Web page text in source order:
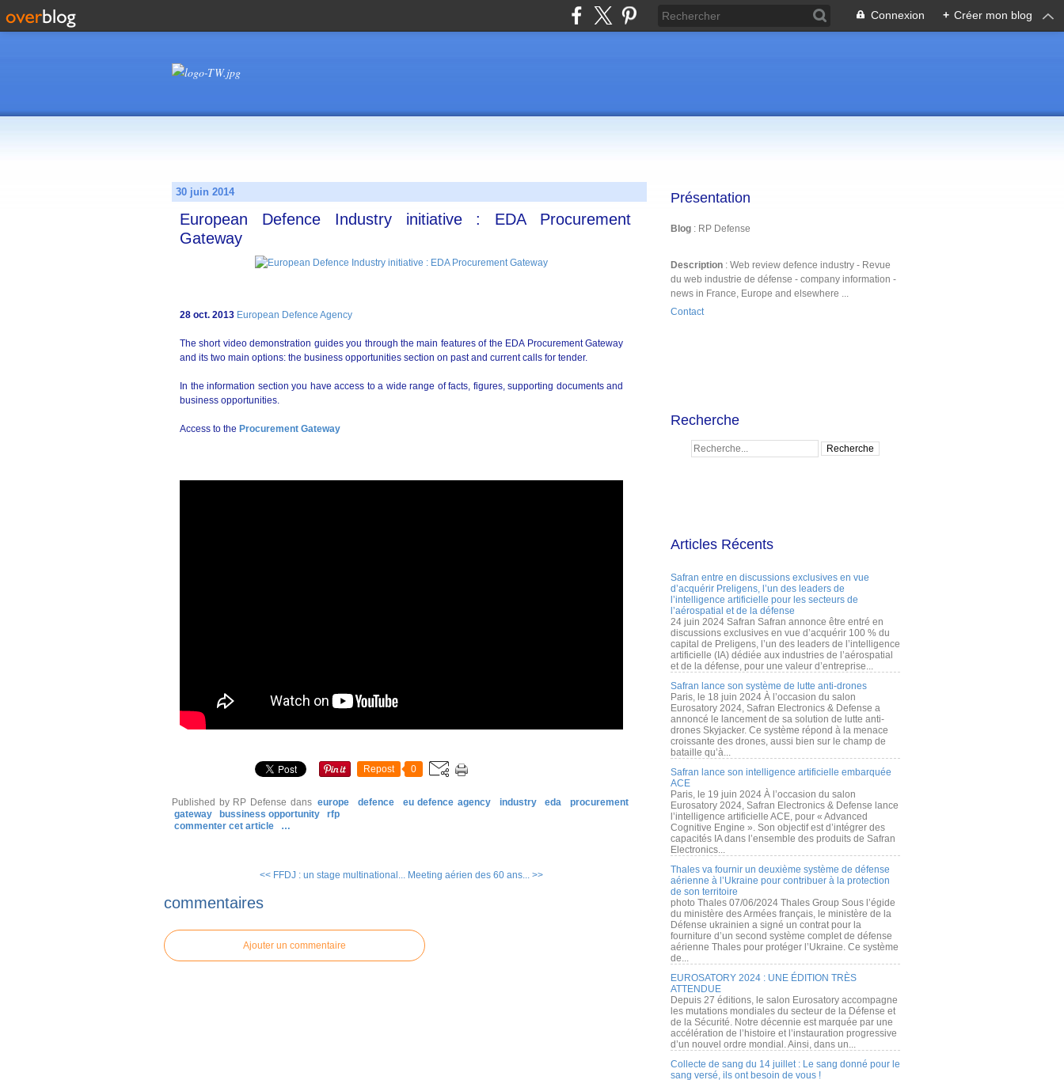
Connexion + Créer mon blog
30 juin 2014
European Defence Industry initiative : EDA Procurement
Gateway
28 oct. 2013 European Defence Agency
The short video demonstration guides you through the main features of the EDA Procurement Gateway
and its two main options: the business opportunities section on past and current calls for tender.
In the information section you have access to a wide range of facts, figures, supporting documents and
business opportunities.
Access to the Procurement Gateway
Repost 0
Published by RP Defense dans europe defence eu defence agency industry eda
procurement
gateway
bussiness opportunity
rfp
commenter cet article
…
<< FFDJ : un stage multinational... Meeting aérien des 60 ans... >>
commentaires
Ajouter un commentaire
Présentation
Blog : RP Defense
Description : Web review defence industry - Revue
du web industrie de défense - company information -
news in France, Europe and elsewhere ...
Contact
Recherche
Articles Récents
Safran entre en discussions exclusives en vue
d’acquérir Preligens, l’un des leaders de
l’intelligence artificielle pour les secteurs de
l’aérospatial et de la défense
24 juin 2024 Safran Safran annonce être entré en
discussions exclusives en vue d’acquérir 100 % du
capital de Preligens, l’un des leaders de l’intelligence
artificielle (IA) dédiée aux industries de l’aérospatial
et de la défense, pour une valeur d’entreprise...
Safran lance son système de lutte anti-drones
Paris, le 18 juin 2024 À l’occasion du salon
Eurosatory 2024, Safran Electronics & Defense a
annoncé le lancement de sa solution de lutte anti-
drones Skyjacker. Ce système répond à la menace
croissante des drones, aussi bien sur le champ de
bataille qu’à...
Safran lance son intelligence artificielle embarquée
ACE
Paris, le 19 juin 2024 À l’occasion du salon
Eurosatory 2024, Safran Electronics & Defense lance
l’intelligence artificielle ACE, pour « Advanced
Cognitive Engine ». Son objectif est d’intégrer des
capacités IA dans l’ensemble des produits de Safran
Electronics...
Thales va fournir un deuxième système de défense
aérienne à l’Ukraine pour contribuer à la protection
de son territoire
photo Thales 07/06/2024 Thales Group Sous l’égide
du ministère des Armées français, le ministère de la
Défense ukrainien a signé un contrat pour la
fourniture d’un second système complet de défense
aérienne Thales pour protéger l’Ukraine. Ce système
de...
EUROSATORY 2024 : UNE ÉDITION TRÈS
ATTENDUE
Depuis 27 éditions, le salon Eurosatory accompagne
les mutations mondiales du secteur de la Défense et
de la Sécurité. Notre décennie est marquée par une
accélération de l’histoire et l’instauration progressive
d’un nouvel ordre mondial. Ainsi, dans un...
Collecte de sang du 14 juillet : Le sang donné pour le
sang versé, ils ont besoin de vous !